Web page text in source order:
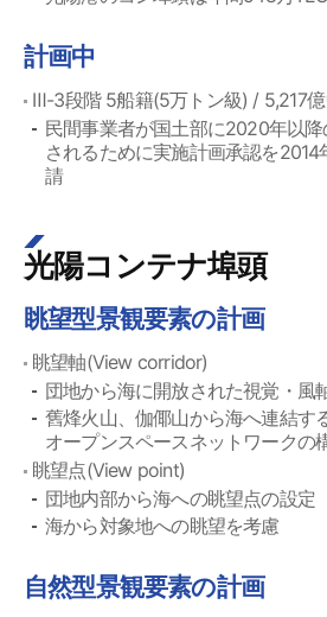
計画中
Ⅲ-3段階 5船籍(5万トン級) / 5,217
民間事業者が国土部に2020年以
されるために実施計画承認を
請
光陽コンテナ埠頭
眺望型景観要素の計画
眺望軸(View corridor)
団地から海に開放された視覚・風
舊烽火山、伽倻山から海へ連結す
オープンスペースネットワークの
眺望点(View point)
団地内部から海への眺望点の設定
海から対象地への眺望を考慮
自然型景観要素の計画